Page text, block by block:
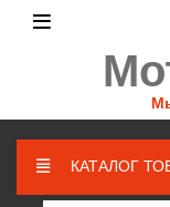
КАТАЛОГ